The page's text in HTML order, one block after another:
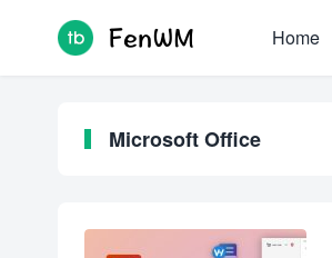
Home
Microsoft Office